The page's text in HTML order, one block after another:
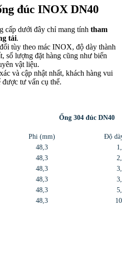
đúc INOX DN40
cấp dưới đây chỉ mang tính tham
tải.
tùy theo mác INOX, độ dày thành
số lượng đặt hàng cũng như biến
vật liệu.
và cập nhật nhất, khách hàng vui
tư vấn cụ thể.
Ống 304 đúc DN40
Phi (mm)
Độ
48,3
48,3
48,3
48,3
48,3
48,3